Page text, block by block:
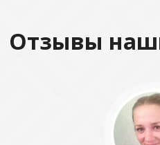
Отзывы